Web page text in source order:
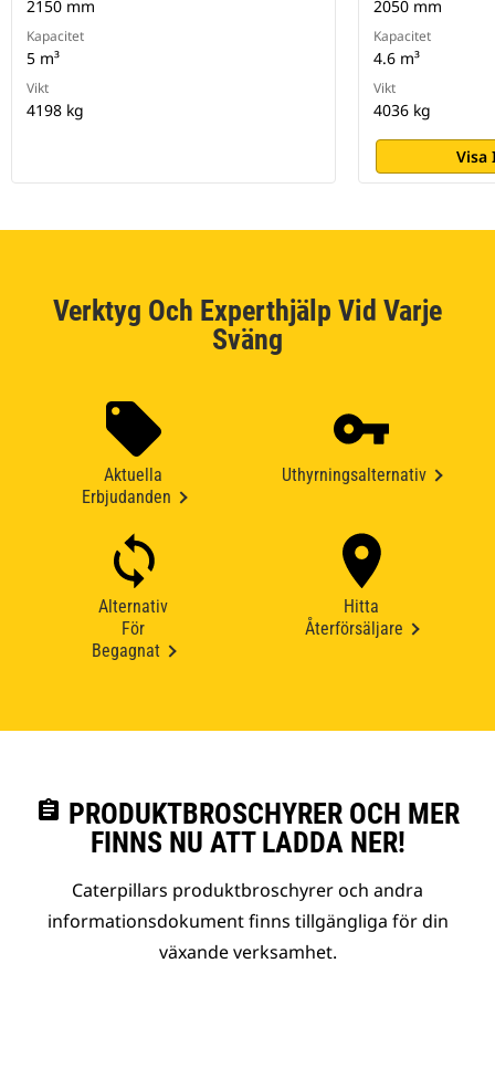
2150 mm
Kapacitet
5 m³
Vikt
4198 kg
2050 mm
Kapacitet
4.6 m³
Vikt
4036 kg
Visa
Verktyg Och Experthjälp Vid Varje
Sväng
Aktuella
Erbjudanden
Uthyrningsalternativ
Alternativ
För
Begagnat
Hitta
Återförsäljare
assignment PRODUKTBROSCHYRER OCH MER
FINNS NU ATT LADDA NER!
Caterpillars produktbroschyrer och andra
informationsdokument finns tillgängliga för din
växande verksamhet.